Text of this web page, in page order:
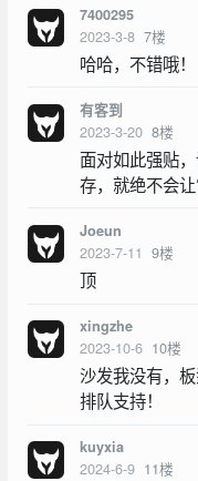
7400295
2023-3-8 7楼
哈哈，不错哦！
有客到
2023-3-20 8楼
面对如此强贴
存，就绝不会
Joeun
2023-7-11 9楼
顶
xingzhe
2023-10-6 10楼
沙发我没有，
排队支持！
kuyxia
2024-6-9 11楼